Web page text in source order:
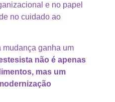
e no papel
no cuidado ao
mudança ganha um
não é apenas
mas um